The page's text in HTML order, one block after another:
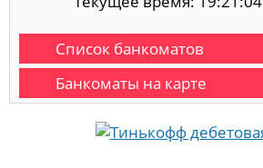
Список банкоматов
Банкоматы на карте